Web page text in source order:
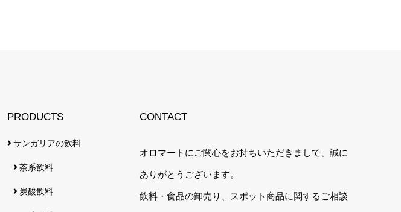
PRODUCTS
サンガリアの飲料
茶系飲料
炭酸飲料
CONTACT
オロマートにご関心をお持ちいただきまして、誠に
ありがとうございます。
飲料・食品の卸売り、スポット商品に関するご相談